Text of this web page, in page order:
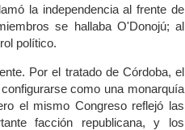
la independencia al frente de
se hallaba O'Donojú; al
político.
Por el tratado de Córdoba, el
como una monarquía
el mismo Congreso reflejó las
facción republicana, y los